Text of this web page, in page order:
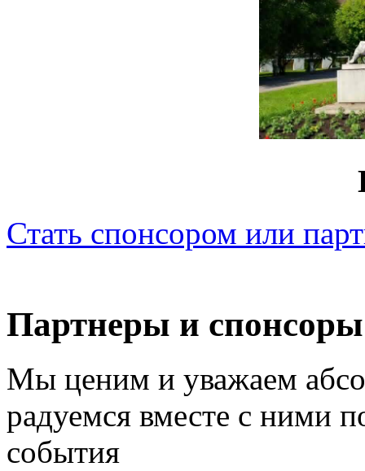
Стать спонсором или
Партнеры и спонсоры
Мы ценим и уважаем
радуемся вместе с ними
события